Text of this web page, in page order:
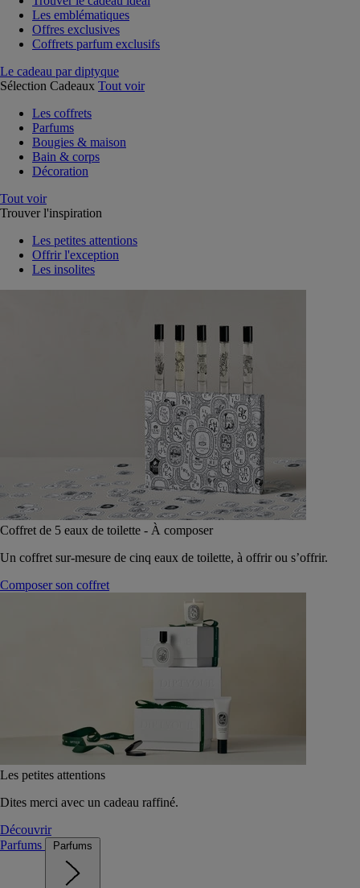
Les emblématiques
Offres exclusives
Coffrets parfum exclusifs
Le cadeau par diptyque
Sélection Cadeaux Tout voir
Les coffrets
Parfums
Bougies & maison
Bain & corps
Décoration
Tout voir
Trouver l'inspiration
Les petites attentions
Offrir l'exception
Les insolites
Coffret de 5 eaux de toilette - À composer
Un coffret sur-mesure de cinq eaux de toilette, à offrir ou s’offrir.
Composer son coffret
Les petites attentions
Dites merci avec un cadeau raffiné.
Découvrir
Parfums
Parfums